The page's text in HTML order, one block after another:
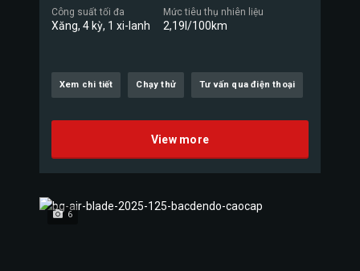
Công suất tối đa
Xăng, 4 kỳ, 1 xi-lanh
Mức tiêu thụ nhiên liệu
2,19l/100km
Xem chi tiết Chạy thử Tư vấn qua điện thoại
View more
6